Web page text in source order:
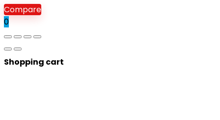
Compare
0
Shopping cart